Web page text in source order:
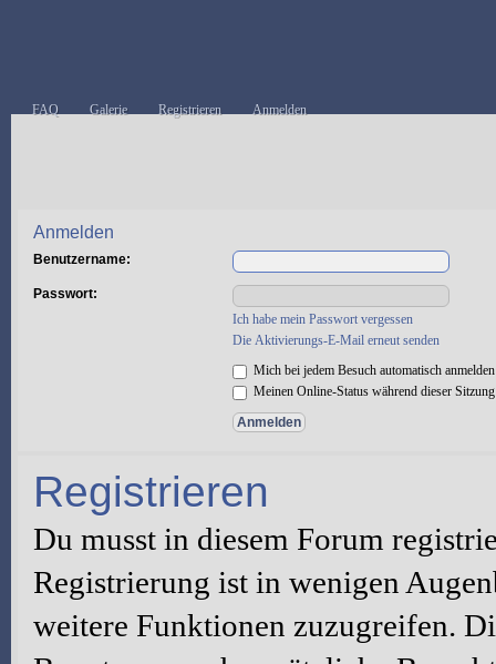
FAQ Galerie Registrieren Anmelden
Anmelden
Benutzername:
Passwort:
Ich habe mein Passwort vergessen
Die Aktivierungs-E-Mail erneut senden
Mich bei jedem Besuch automatisch anmelden
Meinen Online-Status während dieser
Registrieren
Du musst in diesem Forum
Registrierung ist in wenigen
weitere Funktionen zuzugreifen.